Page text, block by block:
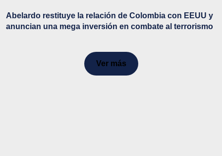
Abelardo restituye la relación de Colombia con EEUU y
anuncian una mega inversión en combate al terrorismo
Ver más